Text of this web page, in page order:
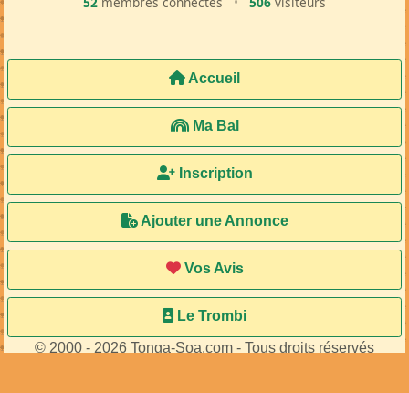
Accueil
Ma Bal
Inscription
Ajouter une Annonce
Vos Avis
Le Trombi
© 2000 - 2026 Tonga-Soa.com - Tous droits réservés